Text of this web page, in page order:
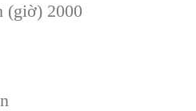
(giờ) 2000